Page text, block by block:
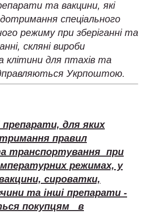
та вакцини, які
спеціального
режиму при зберіганні та
скляні вироби
клітини для птахів та
Укрпоштою.
для яких
правил
транспортування при
режимах, у
сироватки,
та інші препарати -
покупцям в